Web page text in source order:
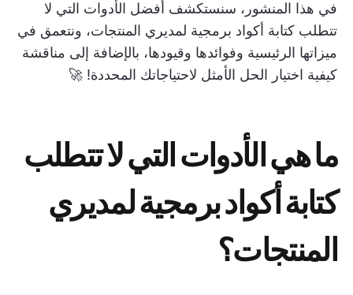
في هذا المنشور، سنستكشف أفضل الأدوات التي لا
تتطلب كتابة أكواد برمجية لمديري المنتجات، ونتعمق في
ميزاتها الرئيسية وفوائدها وقيودها، بالإضافة إلى مناقشة
كيفية اختيار الحل الأمثل لاحتياجاتك المحددة! 🚀
ما هي الأدوات التي لا تتطلب
كتابة أكواد برمجية لمديري
المنتجات؟